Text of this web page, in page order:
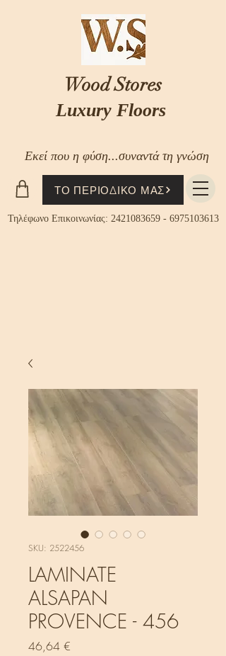
Εκεί που η φύση...συναντά τη γνώση
ΤΟ ΠΕΡΙΟΔΙΚΟ ΜΑΣ
Τηλέφωνο Επικοινωνίας: 2421083659- 6975103613
Wood Stores
Luxury Floors
SKU: 2522456
LAMINATE
ALSAPAN
PROVENCE - 456
46,64 €